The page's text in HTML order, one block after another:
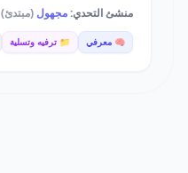
منشئ التحدي:مجهول (مبتدئ)
🧠 معرفي 📁 ترفيه وتسلية